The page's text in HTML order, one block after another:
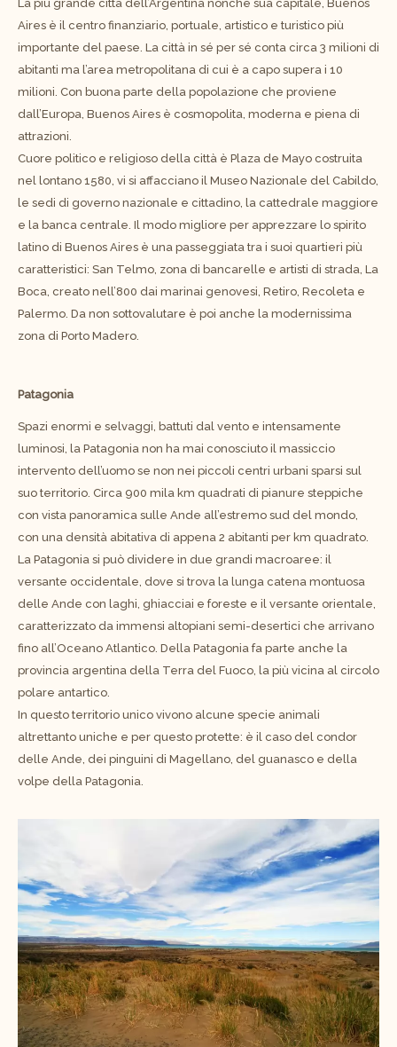
La più grande città dell’Argentina nonché sua capitale, Buenos
Aires è il centro finanziario, portuale, artistico e turistico più
importante del paese. La città in sé per sé conta circa 3 milioni di
abitanti ma l’area metropolitana di cui è a capo supera i 10
milioni. Con buona parte della popolazione che proviene
dall’Europa, Buenos Aires è cosmopolita, moderna e piena di
attrazioni.
Cuore politico e religioso della città è Plaza de Mayo costruita
nel lontano 1580, vi si affacciano il Museo Nazionale del Cabildo,
le sedi di governo nazionale e cittadino, la cattedrale maggiore
e la banca centrale. Il modo migliore per apprezzare lo spirito
latino di Buenos Aires è una passeggiata tra i suoi quartieri più
caratteristici: San Telmo, zona di bancarelle e artisti di strada, La
Boca, creato nell’800 dai marinai genovesi, Retiro, Recoleta e
Palermo. Da non sottovalutare è poi anche la modernissima
zona di Porto Madero.
Patagonia
Spazi enormi e selvaggi, battuti dal vento e intensamente
luminosi, la Patagonia non ha mai conosciuto il massiccio
intervento dell’uomo se non nei piccoli centri urbani sparsi sul
suo territorio. Circa 900 mila km quadrati di pianure steppiche
con vista panoramica sulle Ande all’estremo sud del mondo,
con una densità abitativa di appena 2 abitanti per km quadrato.
La Patagonia si può dividere in due grandi macroaree: il
versante occidentale, dove si trova la lunga catena montuosa
delle Ande con laghi, ghiacciai e foreste e il versante orientale,
caratterizzato da immensi altopiani semi-desertici che arrivano
fino all’Oceano Atlantico. Della Patagonia fa parte anche la
provincia argentina della Terra del Fuoco, la più vicina al circolo
polare antartico.
In questo territorio unico vivono alcune specie animali
altrettanto uniche e per questo protette: è il caso del condor
delle Ande, dei pinguini di Magellano, del guanasco e della
volpe della Patagonia.